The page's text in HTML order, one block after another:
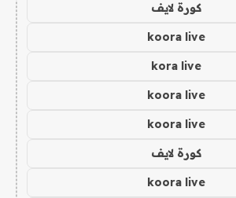
كورة لايف
koora live
kora live
koora live
koora live
كورة لايف
koora live